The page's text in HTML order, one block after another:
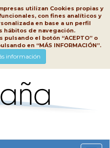
utilizan Cookies propias y
con fines analíticos y
en base a un perfil
hábitos de navegación.
el botón “ACEPTO” o
en “MÁS INFORMACIÓN”.
información